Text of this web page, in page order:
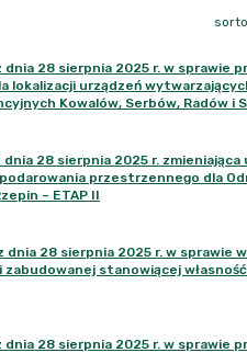
z dnia 28 sierpnia 2025 r. w
urządzeń
Kowalów, Serbów, Radów i
z dnia 28 sierpnia 2025 r.
przestrzennego dla
– ETAP II
z dnia 28 sierpnia 2025 r. w
stanowiącej
dnia 28 sierpnia 2025 r. w sprawie